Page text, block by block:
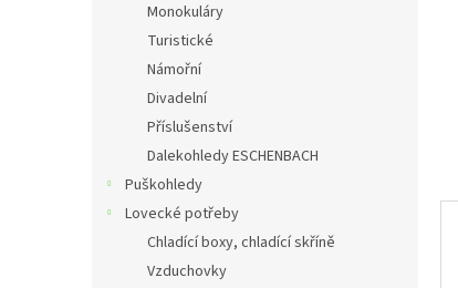
Monokuláry
Turistické
Námořní
Divadelní
Příslušenství
Dalekohledy ESCHENBACH
Puškohledy
Lovecké potřeby
Chladící boxy, chladící skříně
Vzduchovky